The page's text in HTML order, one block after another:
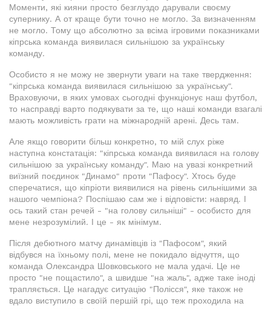
Моменти, які кияни просто безглуздо дарували своєму
супернику. А от краще бути точно не могло. За визначенням
не могло. Тому що абсолютно за всіма ігровими показниками
кіпрська команда виявилася сильнішою за українську
команду.
Особисто я не можу не звернути уваги на таке твердження:
"кіпрська команда виявилася сильнішою за українську".
Враховуючи, в яких умовах сьогодні функціонує наш футбол,
то насправді варто подякувати за те, що наші команди взагалі
мають можливість грати на міжнародній арені. Десь там.
Але якщо говорити більш конкретно, то мій слух ріже
наступна констатація: "кіпрська команда виявилася на голову
сильнішою за українську команду". Маю на увазі конкретний
виїзний поєдинок "Динамо" проти "Пафосу". Хтось буде
сперечатися, що кіпріоти виявилися на рівень сильнішими за
нашого чемпіона? Поспішаю сам же і відповісти: навряд. І
ось такий стан речей - "на голову сильніші" - особисто для
мене незрозумілий. І це - як мінімум.
Після дебютного матчу динамівців із "Пафосом", який
відбувся на їхньому полі, мене не покидало відчуття, що
команда Олександра Шовковського не мала удачі. Це не
просто "не пощастило", а швидше "на жаль", адже таке іноді
трапляється. Це нагадує ситуацію "Полісся", яке також не
вдало виступило в своїй першій грі, що теж проходила на